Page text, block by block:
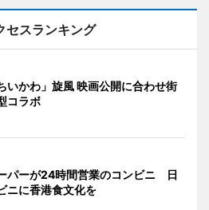
セスランキング
いかわ」旋風 映画公開に合わせ街
コラボ
パーが24時間営業のコンビニ 日
ニに香港食文化を